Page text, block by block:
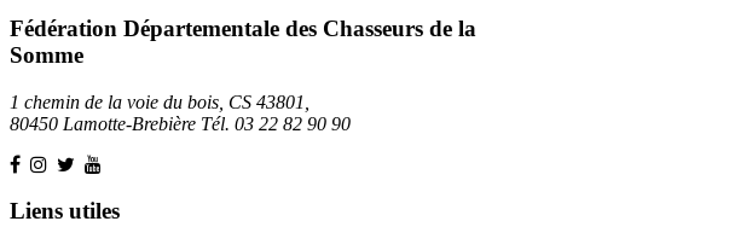
Fédération Départementale des Chasseurs de la
Somme
1 chemin de la voie du bois, CS 43801,
80450 Lamotte-Brebière Tél. 03 22 82 90 90
Liens utiles